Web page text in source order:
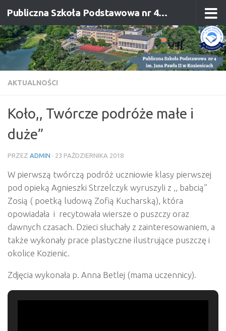
Przejdź do treści Publiczna Szkoła Podstawowa nr 4 im. Jana Pawła II w Kozienicach
AKTUALNOŚCI
Koło,, Twórcze podróże małe i
duże”
PRZEZ ADMIN · 23 PAŹDZIERNIKA 2018
W pierwszą twórczą podróż uczniowie klasy pierwszej
pod opieką Agnieszki Strzelczyk wyruszyli z ,, babcią”
Zosią ( poetką ludową Zofią Kucharską), która
opowiadała i recytowała wiersze o puszczy oraz
dawnych czasach. Dzieci słuchały z zainteresowaniem, a
także wykonały prace plastyczne ilustrujące puszczę i
okolice Kozienic.
Zdjęcia wykonała p. Anna Betlej (mama uczennicy).